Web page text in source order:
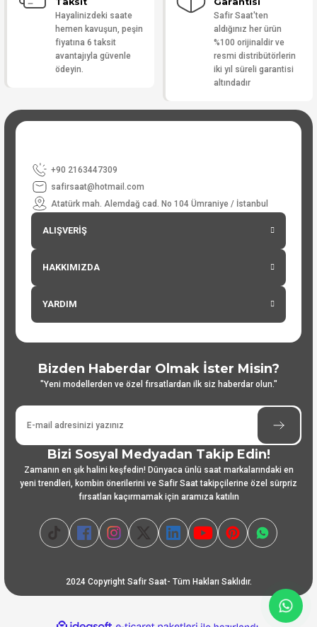
Hayalinizdeki saate
hemen kavuşun, peşin
fiyatına 6 taksit
avantajıyla güvenle
ödeyin.
Safir Saat'ten
aldığınız her ürün
%100 orijinaldir ve
resmi distribütörlerin
iki yıl süreli garantisi
altındadır
+90 2163447309
safirsaat@hotmail.com
Atatürk mah. Alemdağ cad. No 104 Ümraniye / İstanbul
ALIŞVERİŞ
HAKKIMIZDA
YARDIM
Bizden Haberdar Olmak İster Misin?
"Yeni modellerden ve özel fırsatlardan ilk siz haberdar olun."
Bizi Sosyal Medyadan Takip Edin!
Zamanın en şık halini keşfedin! Dünyaca ünlü saat markalarındaki en
yeni trendleri, kombin önerilerini ve Safir Saat takipçilerine özel sürpriz
fırsatları kaçırmamak için aramıza katılın
2024 Copyright Safir Saat- Tüm Hakları Saklıdır.